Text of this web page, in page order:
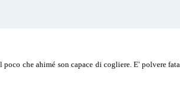
che ahimé son capace di cogliere. E' polvere